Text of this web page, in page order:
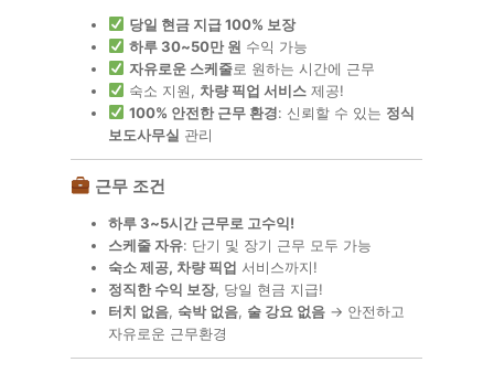
당일 현금 지급 100% 보장
하루 30~50만 원 수익 가능
자유로운 스케줄로 원하는 시간에 근무
숙소 지원, 차량 픽업 서비스 제공!
100% 안전한 근무 환경: 신뢰할 수 있는 정식
보도사무실 관리
근무 조건
하루 3~5시간 근무로 고수익!
스케줄 자유: 단기 및 장기 근무 모두 가능
숙소 제공, 차량 픽업 서비스까지!
정직한 수익 보장, 당일 현금 지급!
터치 없음, 숙박 없음, 술 강요 없음 → 안전하고
자유로운 근무환경